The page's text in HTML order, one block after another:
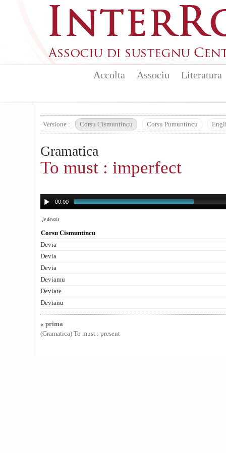
Accolta Associu Literatura
Versione : Corsu Cismuntincu Corsu Pumuntincu
Gramatica
To must : imperfect
00:00
je devais
Corsu Cismuntincu
Devia
Devia
Devia
Deviamu
Deviate
Devianu
« prima
(Gramatica) To must : present